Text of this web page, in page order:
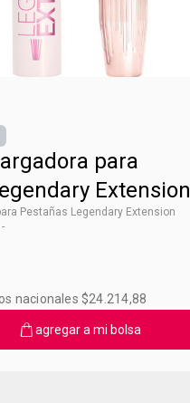
para
Extension
Pestañas Legendary Extension
nacionales $24.214,88
agregar a mi bolsa